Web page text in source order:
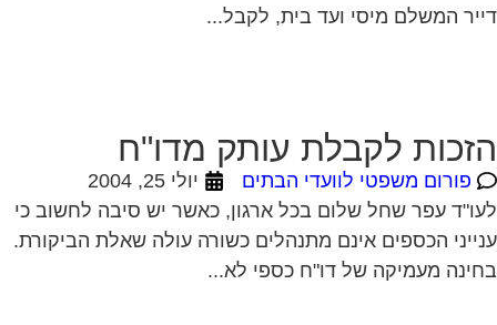
המשלם מיסי ועד בית, לקבל...
לקבלת עותק מדו"ח
פורום משפטי לוועדי הבתים
יולי 25, 2004
עפר שחל שלום בכל ארגון, כאשר יש סיבה לחשוב כי
הכספים אינם מתנהלים כשורה עולה שאלת הביקורת.
מעמיקה של דו"ח כספי לא...